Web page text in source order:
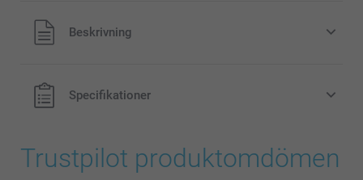
Alla priser är i svenska kronor (SEK), inklusive moms och
exklusive porto.
Beskrivning
Specifikationer
Trustpilot produktomdömen